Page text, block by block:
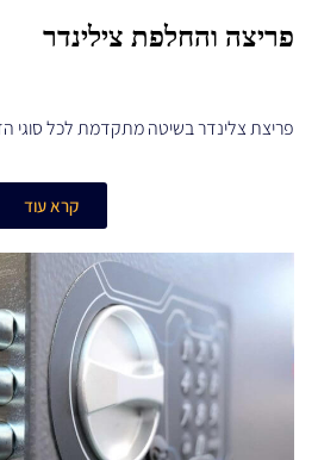
פריצה והחלפת צילינדר
פריצת צלינדר בשיטה מתקדמת לכל סוגי
קרא עוד